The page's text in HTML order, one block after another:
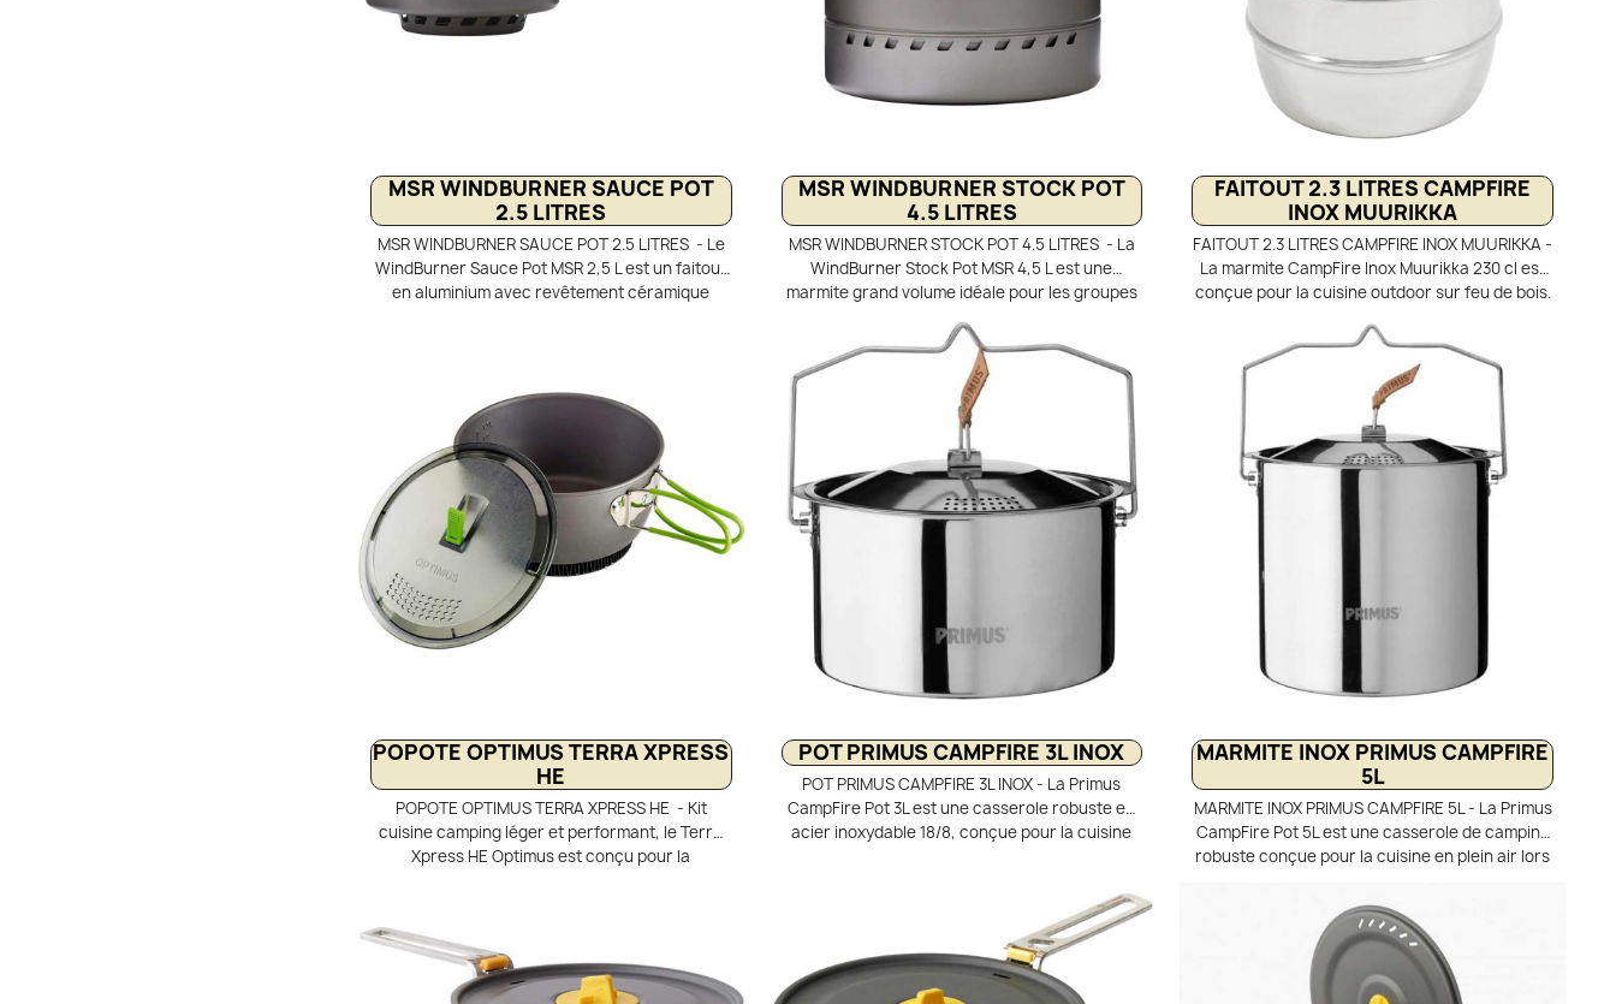
MSR WINDBURNER SAUCE POT
2.5 LITRES
MSR WINDBURNER SAUCE POT 2.5 LITRES - Le
WindBurner Sauce Pot MSR 2,5 L est un faitout
en aluminium avec revêtement céramique
réduit les déperditions et améliore la
performance énergétique. Idéal pour cuisiner
en bivouac pour 2 à 4 personnes.
MSR WINDBURNER STOCK POT
4.5 LITRES
MSR WINDBURNER STOCK POT 4.5 LITRES - La
WindBurner Stock Pot MSR 4,5 L est une
marmite grand volume idéale pour les groupes
dur, elle assure une mise en ébullition rapide.
Son échangeur thermique haute performance
optimise la consommation de gaz. Couvercle
passoire verrouillable et poignées fixes pour
une manipulation sécurisée.
FAITOUT 2.3 LITRES CAMPFIRE
INOX MUURIKKA
FAITOUT 2.3 LITRES CAMPFIRE INOX MUURIKKA -
La marmite CampFire Inox Muurikka 230 cl est
conçue pour la cuisine outdoor sur feu de bois.
robustesse, hygiène et excellente répartition
de la chaleur. Sa poignée de suspension permet
une cuisson directe au-dessus du feu. Son
couvercle passoire avec poignée facilite la
surveillance et l’égouttage des aliments.
POPOTE OPTIMUS TERRA XPRESS
HE
POPOTE OPTIMUS TERRA XPRESS HE - Kit
cuisine camping léger et performant, le Terra
Xpress HE Optimus est conçu pour la
légèreté. L’échangeur thermique HE réduit le
temps de cuisson de 20 % et économise le
combustible. Set complet pour 1 à 2 personnes
POT PRIMUS CAMPFIRE 3L INOX
POT PRIMUS CAMPFIRE 3L INOX - La Primus
CampFire Pot 3L est une casserole robuste en
acier inoxydable 18/8, conçue pour la cuisine
permet une utilisation intensive sur réchaud ou
directement sur un feu de camp, tout en
garantissant une excellente diffusion de la
chaleur. Avec sa capacité de 3 litres, ce faitout
MARMITE INOX PRIMUS CAMPFIRE
5L
MARMITE INOX PRIMUS CAMPFIRE 5L - La Primus
CampFire Pot 5L est une casserole de camping
robuste conçue pour la cuisine en plein air lors
Fabriquée en acier inoxydable 18/8, elle offre
une excellente résistance à l’usure et une très
bonne diffusion de la chaleur pour cuisiner
efficacement en pleine nature. Avec sa grande